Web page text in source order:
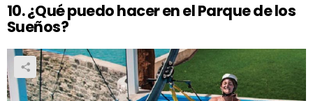
10. ¿Qué puedo hacer en el Parque de los
Sueños?